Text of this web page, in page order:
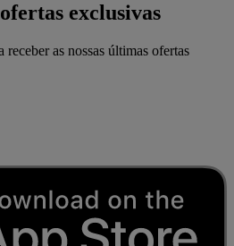
exclusivas
receber as nossas últimas ofertas